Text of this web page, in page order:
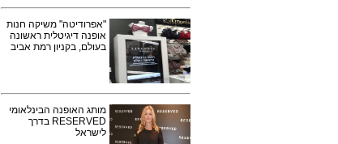
"אפרודיטה" משיקה חנות
אופנה דיגיטלית ראשונה
בעולם, בקניון רמת אביב
מותג האופנה הבינלאומי
RESERVED בדרך
לישראל